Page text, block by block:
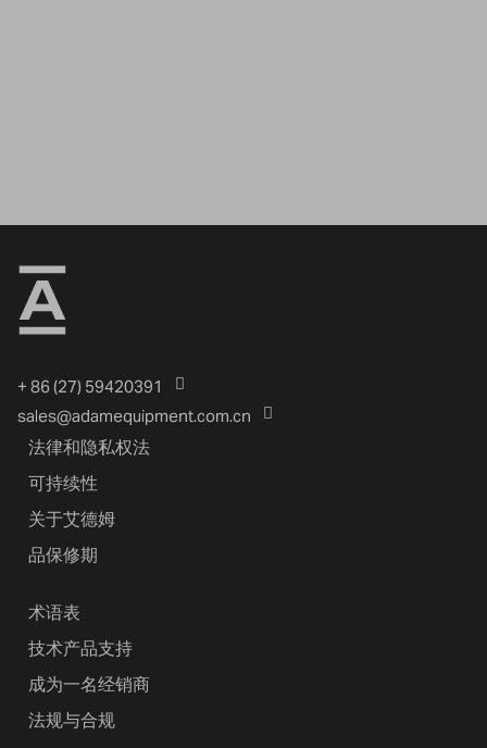
+ 86 (27) 59420391
sales@adamequipment.com.cn
法律和隐私权法
可持续性
关于艾德姆
品保修期
术语表
技术产品支持
成为一名经销商
法规与合规